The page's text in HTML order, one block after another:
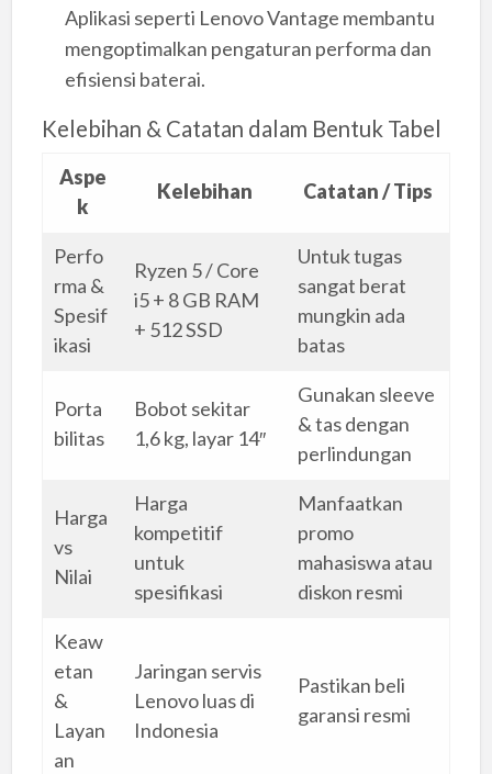
Aplikasi seperti Lenovo Vantage membantu
mengoptimalkan pengaturan performa dan
efisiensi baterai.
Kelebihan & Catatan dalam Bentuk Tabel
Aspe
k
Kelebihan Catatan / Tips
Perfo
rma &
Spesif
ikasi
Ryzen 5 / Core
i5 + 8 GB RAM
+ 512 SSD
Untuk tugas
sangat berat
mungkin ada
batas
Porta
bilitas
Bobot sekitar
1,6 kg, layar 14″
Gunakan sleeve
& tas dengan
perlindungan
Harga
vs
Nilai
Harga
kompetitif
untuk
spesifikasi
Manfaatkan
promo
mahasiswa atau
diskon resmi
Keaw
etan
&
Layan
an
Jaringan servis
Lenovo luas di
Indonesia
Pastikan beli
garansi resmi